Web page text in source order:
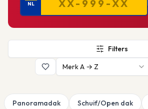
NL
Filters
Merk A → Z
Panoramadak Schuif/Open dak